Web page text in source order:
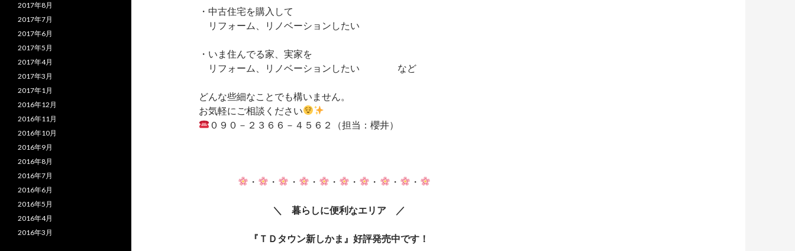
・中古住宅を購入して
リフォーム、リノベーションしたい
・いま住んでる家、実家を
リフォーム、リノベーションしたい など
どんな些細なことでも構いません。
お気軽にご相談ください
０９０－２３６６－４５６２（担当：櫻井）
・ ・ ・ ・ ・ ・ ・ ・ ・
＼ 暮らしに便利なエリア ／
『ＴＤタウン新しかま』好評発売中です！
2017年8月
2017年7月
2017年6月
2017年5月
2017年4月
2017年3月
2017年1月
2016年12月
2016年11月
2016年10月
2016年9月
2016年8月
2016年7月
2016年6月
2016年5月
2016年4月
2016年3月